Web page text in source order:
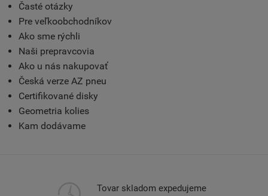
Časté otázky
Pre veľkoobchodníkov
Ako sme rýchli
Naši prepravcovia
Ako u nás nakupovať
Česká verze AZ pneu
Certifikované disky
Geometria kolies
Kam dodávame
Tovar skladom expedujeme